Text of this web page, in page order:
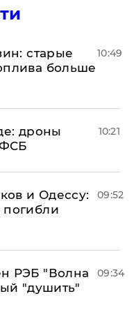
старые
больше
10:49
дроны
ФСБ
10:21
и Одессу:
09:52
РЭБ "Волна
"душить"
09:34